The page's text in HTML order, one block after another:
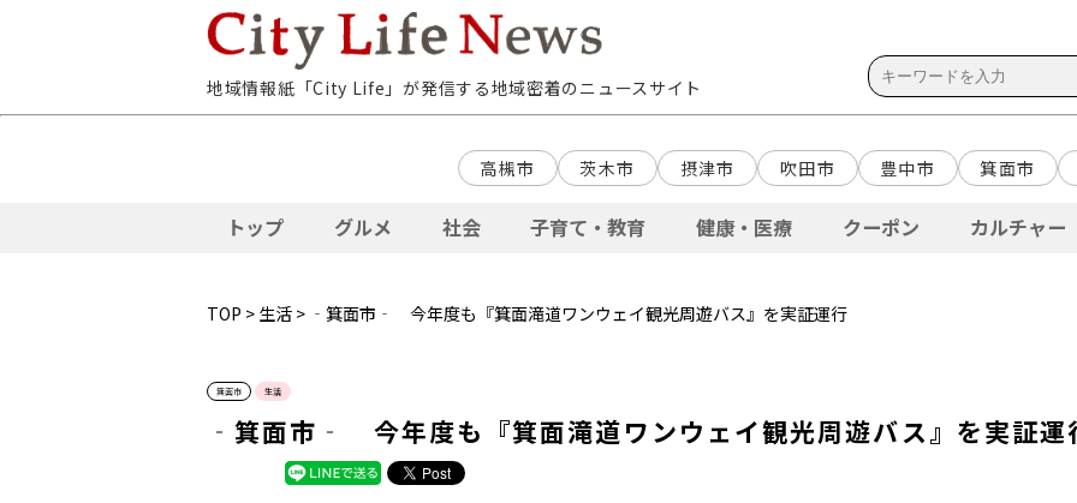
地域情報紙「City Life」が発信する地域密着のニュースサイト
高槻市 茨木市 摂津市 吹田市 豊中市 箕面市
トップ グルメ 社会 子育て・教育 健康・医療 クーポン カルチャー
TOP > 生活 > ‐箕面市‐ 今年度も『箕面滝道ワンウェイ観光周遊バス』を実証運行
箕面市 生活
‐箕面市‐ 今年度も『箕面滝道ワンウェイ観光周遊バス』を実証運